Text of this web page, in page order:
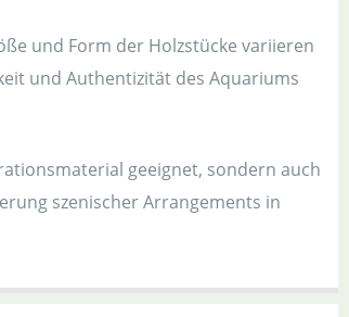
und Form der Holzstücke variieren
und Authentizität des Aquariums
geeignet, sondern auch
szenischer Arrangements in